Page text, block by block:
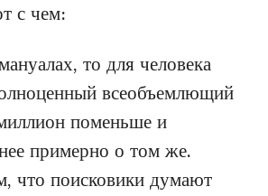
с чем:
то для человека
всеобъемлющий
поменьше и
примерно о том же.
что поисковики думают